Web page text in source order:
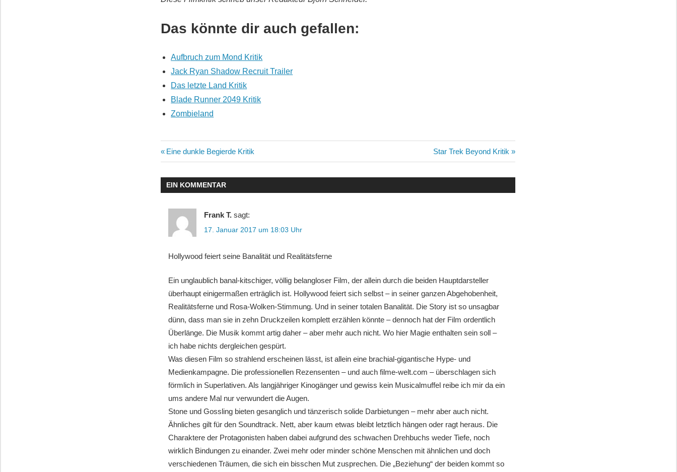
Das könnte dir auch gefallen:
Aufbruch zum Mond Kritik
Jack Ryan Shadow Recruit Trailer
Das letzte Land Kritik
Blade Runner 2049 Kritik
Zombieland
Beitragsnavigation
Vorheriger
Beitrag:
Eine dunkle Begierde Kritik
Nächster
Beitrag:
Star Trek Beyond Kritik
EIN KOMMENTAR
Frank T. sagt:
17. Januar 2017 um 18:03 Uhr
Hollywood feiert seine Banalität und Realitätsferne
Ein unglaublich banal-kitschiger, völlig belangloser Film, der allein durch die beiden Hauptdarsteller
überhaupt einigermaßen erträglich ist. Hollywood feiert sich selbst – in seiner ganzen Abgehobenheit,
Realitätsferne und Rosa-Wolken-Stimmung. Und in seiner totalen Banalität. Die Story ist so unsagbar
dünn, dass man sie in zehn Druckzeilen komplett erzählen könnte – dennoch hat der Film ordentlich
Überlänge. Die Musik kommt artig daher – aber mehr auch nicht. Wo hier Magie enthalten sein soll –
ich habe nichts dergleichen gespürt.
Was diesen Film so strahlend erscheinen lässt, ist allein eine brachial-gigantische Hype- und
Medienkampagne. Die professionellen Rezensenten – und auch filme-welt.com – überschlagen sich
förmlich in Superlativen. Als langjähriger Kinogänger und gewiss kein Musicalmuffel reibe ich mir da ein
ums andere Mal nur verwundert die Augen.
Stone und Gossling bieten gesanglich und tänzerisch solide Darbietungen – mehr aber auch nicht.
Ähnliches gilt für den Soundtrack. Nett, aber kaum etwas bleibt letztlich hängen oder ragt heraus. Die
Charaktere der Protagonisten haben dabei aufgrund des schwachen Drehbuchs weder Tiefe, noch
wirklich Bindungen zu einander. Zwei mehr oder minder schöne Menschen mit ähnlichen und doch
verschiedenen Träumen, die sich ein bisschen Mut zusprechen. Die „Beziehung“ der beiden kommt so